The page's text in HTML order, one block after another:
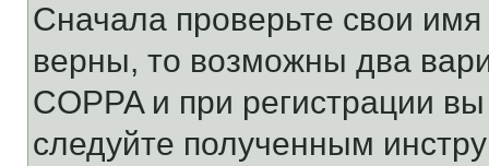
Сначала проверьте свои
верны, то возможны два
COPPA и при регистрации
следуйте полученным